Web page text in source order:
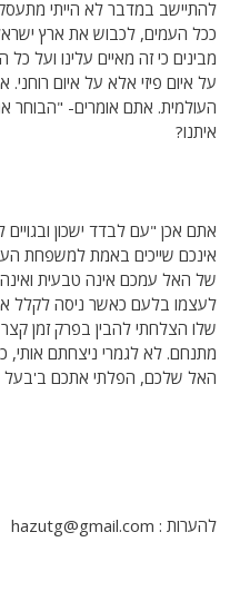
להתיישב במדבר לא הייתי
ככל העמים, לכבוש את ארץ
מבינים כי זה מאיים עלינו ועל
על איום פיזי אלא על איום רוחני.
העולמית. אתם אומרים- "הבוחר
איתנו?
אתם אכן "עם לבדד ישכון
אינכם שייכים באמת למשפחת
של האל עמכם אינה טבעית
לעצמו בלעם כאשר ניסה לקלל
שלו הצלחתי להבין בפרק זמן
מתנחם. לא לגמרי ניצחתם
האל שלכם, הפלתי אתכם ב'בעל
להערות : hazutg@gmail.com